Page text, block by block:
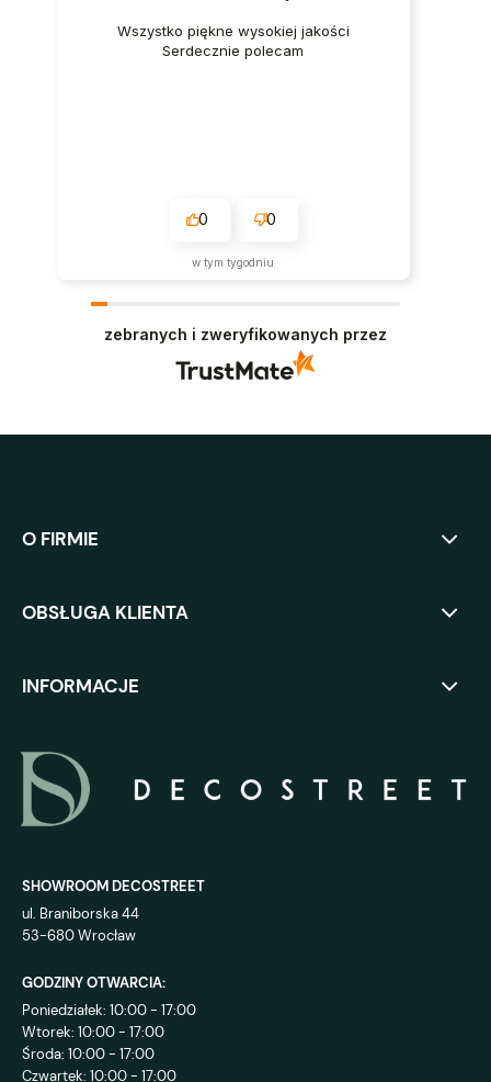
Wszystko piękne wysokiej jakości
Serdecznie polecam
0 0
w tym tygodniu
zebranych i zweryfikowanych przez
O FIRMIE
OBSŁUGA KLIENTA
INFORMACJE
SHOWROOM DECOSTREET
ul. Braniborska 44
53-680 Wrocław
GODZINY OTWARCIA:
Poniedziałek: 10:00 - 17:00
Wtorek: 10:00 - 17:00
Środa: 10:00 - 17:00
Czwartek: 10:00 - 17:00